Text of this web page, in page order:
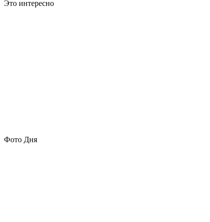
Это интересно
Фото Дня